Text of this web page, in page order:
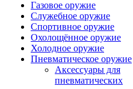
Газовое оружие
Служебное оружие
Спортивное оружие
Охолощённое оружие
Холодное оружие
Пневматическое оружие
Аксессуары для
пневматических